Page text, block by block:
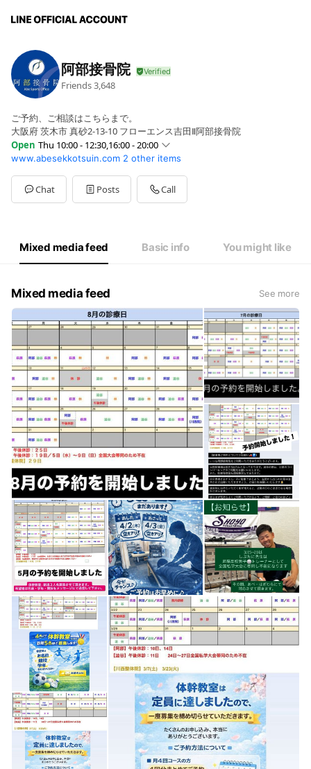
阿部接骨院
Friends3,648
ご予約、ご相談はこちらまで。
大阪府 茨木市 真砂2-13-10 フローエンス吉田Ⅱ阿部接骨院
Open Thu 10:00 - 12:30,16:00 - 20:00
Sun00:00 - 00:00
Mon10:00 - 12:30,16:00 - 20:00
Tue10:00 - 12:30,16:00 - 20:00
Wed00:00 - 00:00
10:00 - 12:30,16:00 - 20:00
www.abesekkotsuin.com 2 other items
Chat Posts Call
Mixed media feed Basic info You might like
Mixed media feed See more